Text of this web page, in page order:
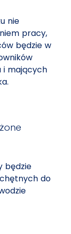
nie
pracy,
będzie w
i mających
będzie
do